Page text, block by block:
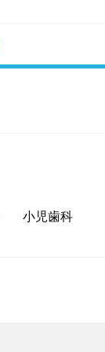
小児歯科